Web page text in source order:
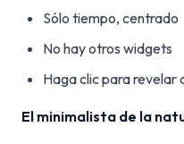
Sólo tiempo, centrado
No hay otros widgets
Haga clic para revelar
El minimalista de la